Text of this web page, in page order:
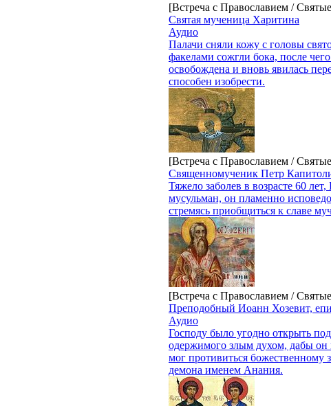
[Встреча с Православием /
Святая мученица Харитина
Аудио
Палачи сняли кожу с головы
факелами сожгли бока, после
освобождена и вновь явилась
способен изобрести.
[Встреча с Православием /
Священномученик Петр
Тяжело заболев в возрасте 60
мусульман, он пламенно
стремясь приобщиться к славе
[Встреча с Православием /
Преподобный Иоанн Хозевит,
Аудио
Господу было угодно открыть
одержимого злым духом, дабы он
мог противиться божественному
демона именем Анания.